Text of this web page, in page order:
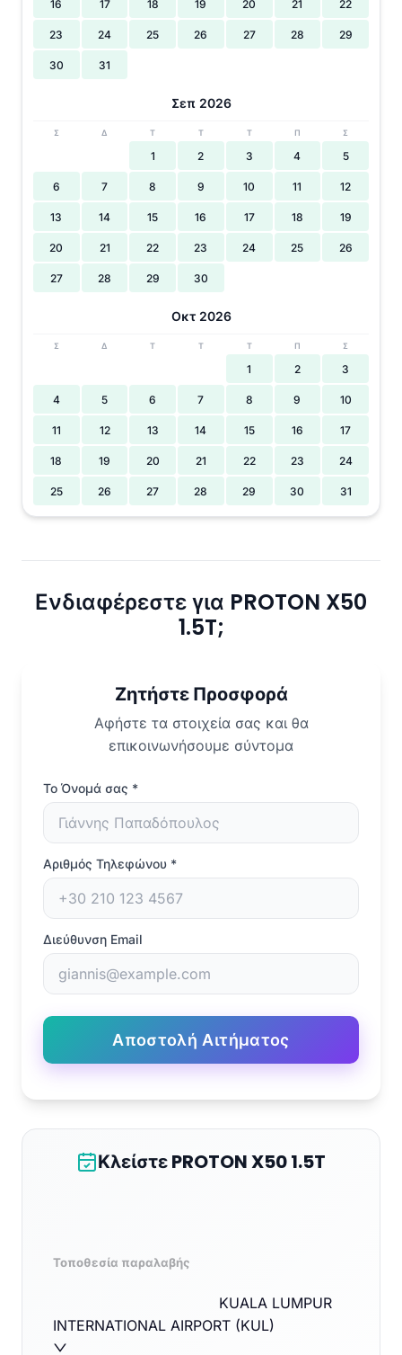
16 17 18 19 20 21 22
23 24 25 26 27 28 29
30 31
Σεπ 2026
Σ Δ Τ Τ Τ Π Σ
1 2 3 4 5
6 7 8 9 10 11 12
13 14 15 16 17 18 19
20 21 22 23 24 25 26
27 28 29 30
Οκτ 2026
Σ Δ Τ Τ Τ Π Σ
1 2 3
4 5 6 7 8 9 10
11 12 13 14 15 16 17
18 19 20 21 22 23 24
25 26 27 28 29 30 31
Ενδιαφέρεστε για PROTON X50
1.5T;
Ζητήστε Προσφορά
Αφήστε τα στοιχεία σας και θα
επικοινωνήσουμε σύντομα
Το Όνομά σας *
Αριθμός Τηλεφώνου *
Διεύθυνση Email
Αποστολή Αιτήματος
Κλείστε PROTON X50 1.5T